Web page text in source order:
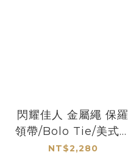
閃耀佳人 金屬繩 保羅
領帶/Bolo Tie/美式領
帶 - 推薦
NT$2,280